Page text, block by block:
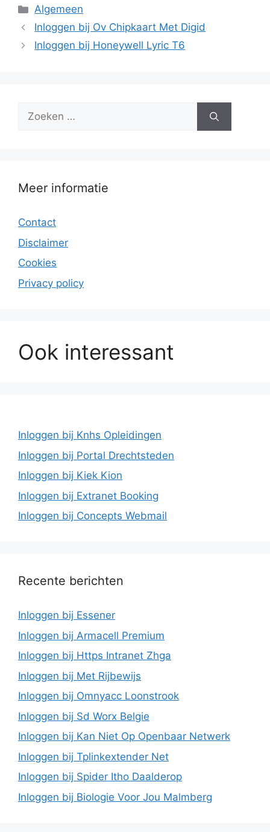
Categorieën
Algemeen
Inloggen bij Ov Chipkaart Met Digid
Inloggen bij Honeywell Lyric T6
Zoek
Meer informatie
Contact
Disclaimer
Cookies
Privacy policy
Ook interessant
Inloggen bij Knhs Opleidingen
Inloggen bij Portal Drechtsteden
Inloggen bij Kiek Kion
Inloggen bij Extranet Booking
Inloggen bij Concepts Webmail
Recente berichten
Inloggen bij Essener
Inloggen bij Armacell Premium
Inloggen bij Https Intranet Zhga
Inloggen bij Met Rijbewijs
Inloggen bij Omnyacc Loonstrook
Inloggen bij Sd Worx Belgie
Inloggen bij Kan Niet Op Openbaar Netwerk
Inloggen bij Tplinkextender Net
Inloggen bij Spider Itho Daalderop
Inloggen bij Biologie Voor Jou Malmberg